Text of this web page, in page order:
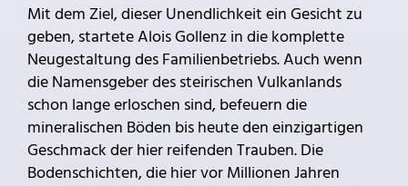
Mit dem Ziel, dieser Unendlichkeit ein Gesicht zu
geben, startete Alois Gollenz in die komplette
Neugestaltung des Familienbetriebs. Auch wenn
die Namensgeber des steirischen Vulkanlands
schon lange erloschen sind, befeuern die
mineralischen Böden bis heute den einzigartigen
Geschmack der hier reifenden Trauben. Die
Bodenschichten, die hier vor Millionen Jahren